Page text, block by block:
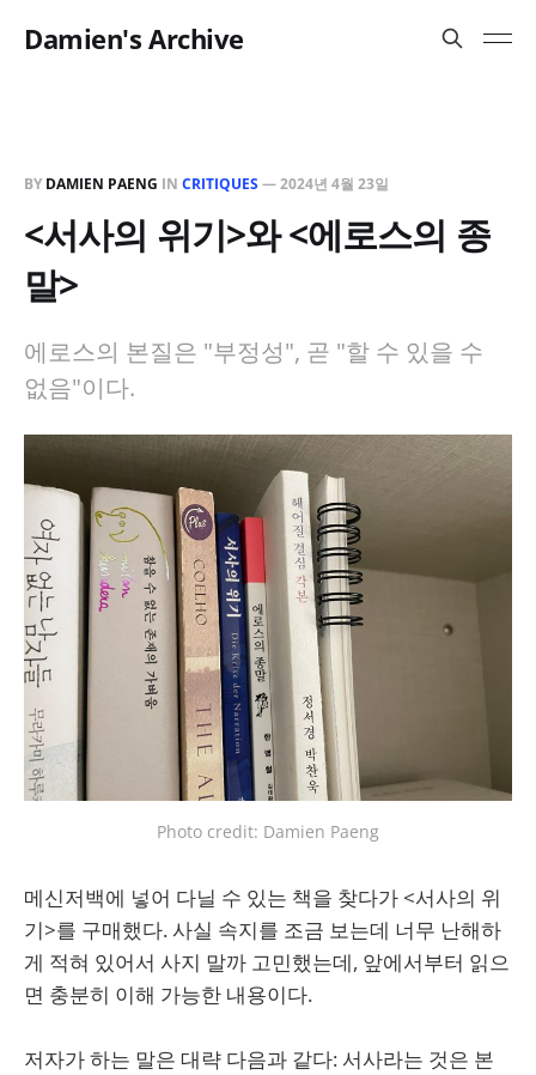
Damien's Archive
BY DAMIEN PAENG IN CRITIQUES—2024년 4월 23일
<서사의 위기>와 <에로스의 종
말>
에로스의 본질은 "부정성", 곧 "할 수 있을 수
없음"이다.
Photo credit: Damien Paeng
메신저백에 넣어 다닐 수 있는 책을 찾다가 <서사의 위
기>를 구매했다. 사실 속지를 조금 보는데 너무 난해하
게 적혀 있어서 사지 말까 고민했는데, 앞에서부터 읽으
면 충분히 이해 가능한 내용이다.
저자가 하는 말은 대략 다음과 같다: 서사라는 것은 본